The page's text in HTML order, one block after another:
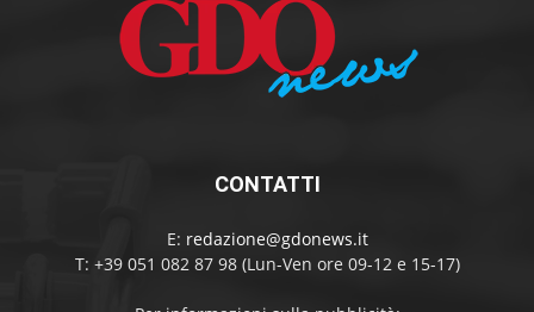
CONTATTI
E: redazione@gdonews.it
T: +39 051 082 87 98 (Lun-Ven ore 09-12 e 15-17)